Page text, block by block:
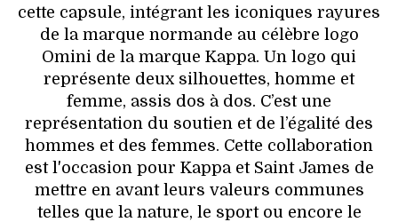
cette capsule, intégrant les iconiques rayures
de la marque normande au célèbre logo
Omini de la marque Kappa. Un logo qui
représente deux silhouettes, homme et
femme, assis dos à dos. C’est une
représentation du soutien et de l’égalité des
hommes et des femmes. Cette collaboration
est l'occasion pour Kappa et Saint James de
mettre en avant leurs valeurs communes
telles que la nature, le sport ou encore le